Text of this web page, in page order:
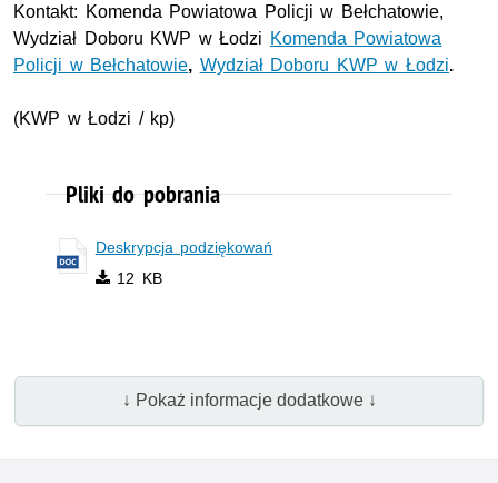
Kontakt: Komenda Powiatowa Policji w Bełchatowie,
Wydział Doboru KWP w Łodzi Komenda Powiatowa
Policji w Bełchatowie, Wydział Doboru KWP w Łodzi.
(KWP w Łodzi / kp)
Pliki do pobrania
Deskrypcja podziękowań
12 KB
↓ Pokaż informacje dodatkowe ↓